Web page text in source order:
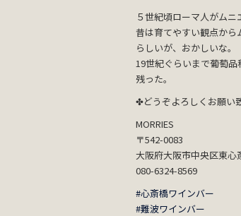
５世紀頃ローマ人がムニ
昔は育てやすい観点から
らしいが、おかしいな。
19世紀ぐらいまで葡萄
残った。
✤どうぞよろしくお願い
MORRIES
〒542-0083
大阪府大阪市中央区東心
080-6324-8569
#心斎橋ワインバー
#難波ワインバー